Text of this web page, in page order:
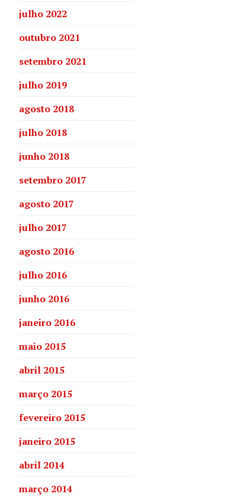
julho 2022
outubro 2021
setembro 2021
julho 2019
agosto 2018
julho 2018
junho 2018
setembro 2017
agosto 2017
julho 2017
agosto 2016
julho 2016
junho 2016
janeiro 2016
maio 2015
abril 2015
março 2015
fevereiro 2015
janeiro 2015
abril 2014
março 2014